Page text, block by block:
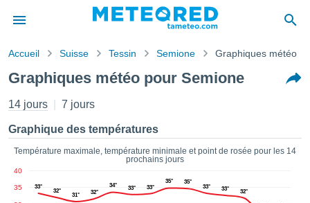
de
a
par
des
Accueil Suisse Tessin Semione Graphiques météo
Graphiques météo pour Semione
14 jours 7 jours
Graphique des températures
Température maximale, température minimale et point de rosée pour les 14
prochains jours
35
40
33°
32°
31° 32°
34° 33° 33°
35° 35°
33° 33° 32°